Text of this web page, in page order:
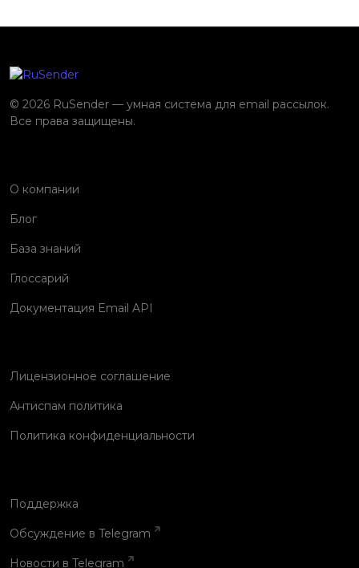
© 2026 RuSender — умная система для email рассылок.
Все права защищены.
О компании
Блог
База знаний
Глоссарий
Документация Email API
Лицензионное соглашение
Антиспам политика
Политика конфиденциальности
Поддержка
Обсуждение в Telegram
Новости в Telegram